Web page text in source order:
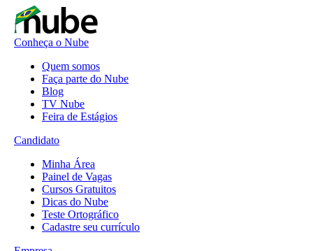
Conheça o Nube
Quem somos
Faça parte do Nube
Blog
TV Nube
Feira de Estágios
Candidato
Minha Área
Painel de Vagas
Cursos Gratuitos
Dicas do Nube
Teste Ortográfico
Cadastre seu currículo